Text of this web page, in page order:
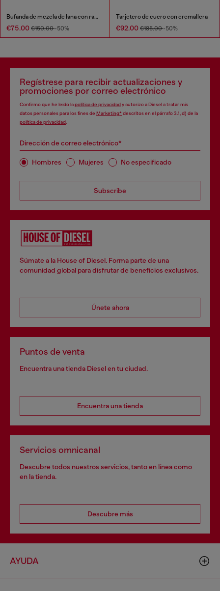
Bufanda de mezcla de lana con rayas en contraste
€75.00 €150.00-50%
Tarjetero de cuero con cremallera
€92.00 €185.00-50%
Regístrese para recibir actualizaciones y
promociones por correo electrónico
Confirmo que he leído lapolítica de privacidady autorizo a Diesel a tratar mis
datos personales para los fines de Marketing*descritos en el párrafo 3.1, d) de la
política de privacidad
Dirección de correo electrónico*
Hombres Mujeres No especificado
Subscribe
Súmate a la House of Diesel. Forma parte de una
comunidad global para disfrutar de beneficios exclusivos.
Únete ahora
Puntos de venta
Encuentra una tienda Diesel en tu ciudad.
Encuentra una tienda
Servicios omnicanal
Descubre todos nuestros servicios, tanto en línea como
en la tienda.
Descubre más
AYUDA